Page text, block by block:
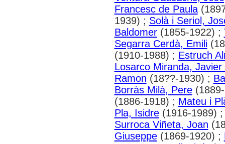
Francesc de Paula
1939) ; Solà i Seriol,
Baldomer(1855-1922) ;
Segarra Cerdà, Emili
(1910-1988) ; Estruch
Losarco Miranda, Javier
Ramon (18??-1930) ;
Borràs Milà, Pere
(1886-1918) ; Mateu i
Pla, Isidre(1916-1989)
Surroca Viñeta, Joan
Giuseppe(1869-1920) ;